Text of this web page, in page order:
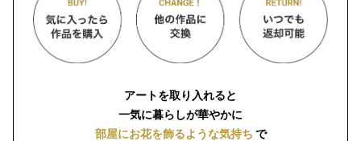
アートを取り入れると
一気に暮らしが華やかに
部屋にお花を飾るような気持ち で